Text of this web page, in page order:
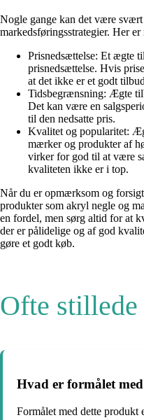
Nogle gange kan det være
markedsføringsstrategier. Her
Prisnedsættelse: Et ægte
prisnedsættelse. Hvis
at det ikke er et godt
Tidsbegrænsning: Ægte
Det kan være en
til den nedsatte pris.
Kvalitet og popularitet:
mærker og produkter af
virker for god til at være
kvaliteten ikke er i top.
Når du er opmærksom og
produkter som akryl negle og
en fordel, men sørg altid for at
der er pålidelige og af god
gøre et godt køb.
Ofte stillede
Hvad er formålet
Formålet med dette produkt